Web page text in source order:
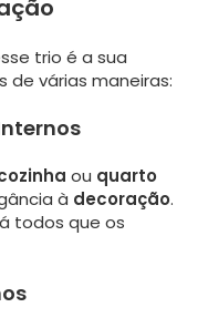
trio é a sua
de várias maneiras:
ou quarto
à decoração.
todos que os